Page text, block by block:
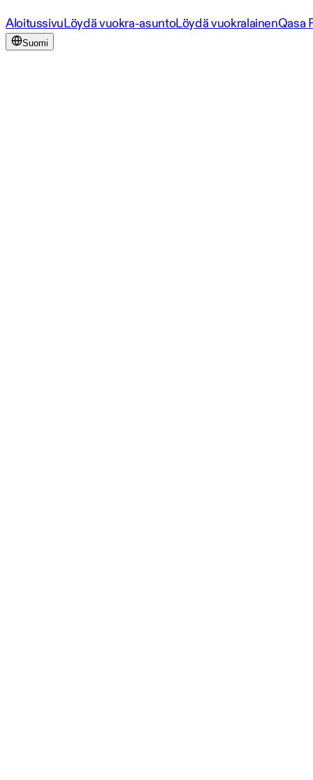
AloitussivuLöydä vuokra-asuntoLöydä vuokralainenQasa
Suomi